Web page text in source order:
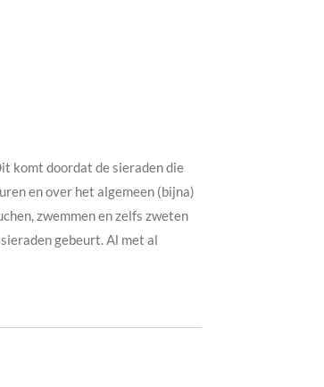
komt doordat de sieraden die
en over het algemeen (bijna)
zwemmen en zelfs zweten
gebeurt. Al met al